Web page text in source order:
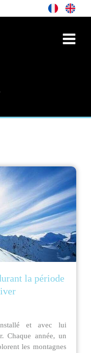
la période
et avec lui
Chaque année, un
les montagnes